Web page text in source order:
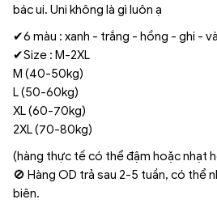
bác ui. Uni không là gì luôn ạ
✔6 màu : xanh - trắng - hồng - ghi -
✔Size : M-2XL
M (40-50kg)
L (50-60kg)
XL (60-70kg)
2XL (70-80kg)
(hàng thực tế có thể đậm hoặc nhạt
🚫 Hàng OD trả sau 2-5 tuần, có thể
biên.